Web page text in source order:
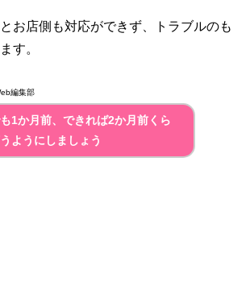
お店側も対応ができず、トラブルのも
す。
編集部
1か月前、できれば2か月前くら
ようにしましょう